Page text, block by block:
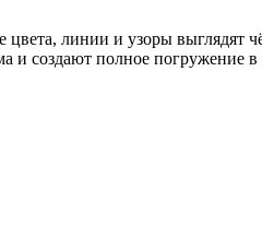
цвета, линии и узоры выглядят
и создают полное погружение в